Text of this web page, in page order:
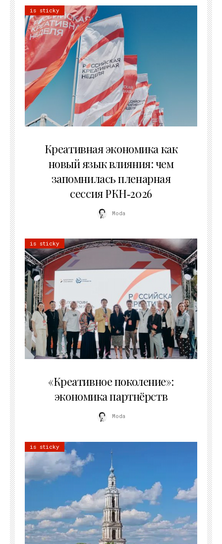
is sticky
Креативная экономика как
новый язык влияния: чем
запомнилась пленарная
сессия РКН‑2026
Moda
is sticky
«Креативное поколение»:
экономика партнёрств
Moda
is sticky